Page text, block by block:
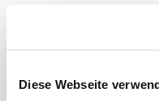
Diese Webseite